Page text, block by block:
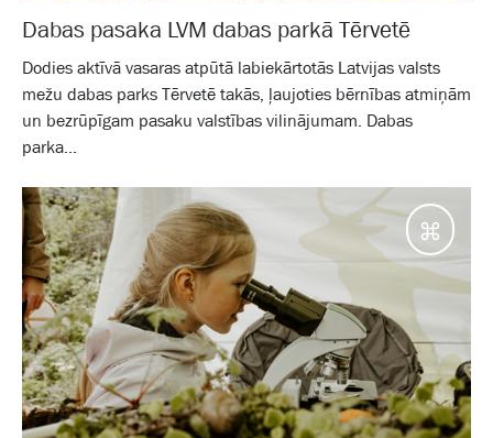
Dabas pasaka LVM dabas parkā Tērvetē
Dodies aktīvā vasaras atpūtā labiekārtotās Latvijas valsts
mežu dabas parks Tērvetē takās, ļaujoties bērnības atmiņām
un bezrūpīgam pasaku valstības vilinājumam. Dabas
parka...